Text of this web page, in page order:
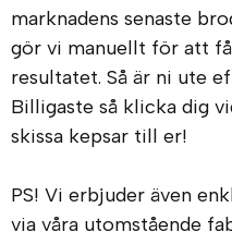
marknadens senaste
gör vi manuellt för att
resultatet. Så är ni ute
Billigaste så klicka dig
skissa kepsar till er!
PS! Vi erbjuder även
via våra utomstående